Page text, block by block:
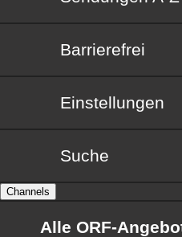
Barrierefrei
Barrierefrei
Einstellungen
Suche
Channels
Alle ORF-